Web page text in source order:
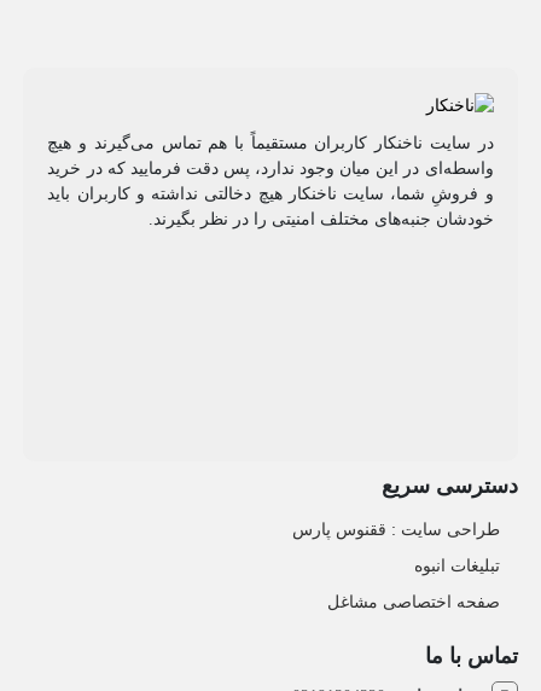
در سایت ناخنکار کاربران مستقیماً با هم تماس می‌گیرند و هیچ
واسطه‌ای در این میان وجود ندارد، پس دقت فرمایید که در خرید
و فروشِ شما، سایت ناخنکار هیچ دخالتی نداشته و کاربران باید
خودشان جنبه‌های مختلف امنیتی را در نظر بگیرند.
دسترسی سریع
طراحی سایت :‌ ققنوس پارس
تبلیغات انبوه
صفحه اختصاصی مشاغل
تماس با ما